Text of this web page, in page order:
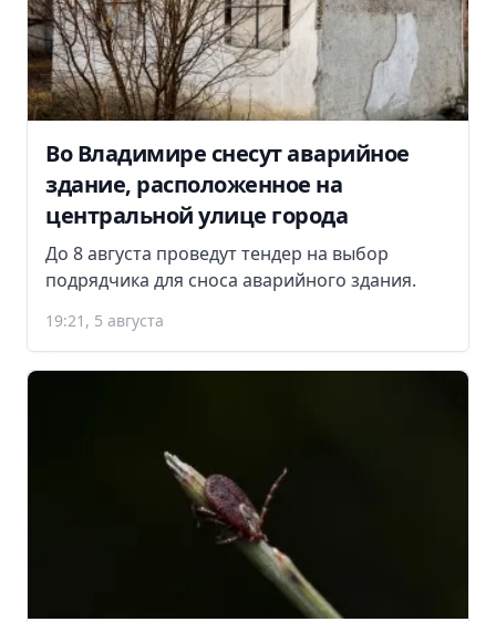
Во Владимире снесут аварийное
здание, расположенное на
центральной улице города
До 8 августа проведут тендер на выбор
подрядчика для сноса аварийного здания.
19:21, 5 августа